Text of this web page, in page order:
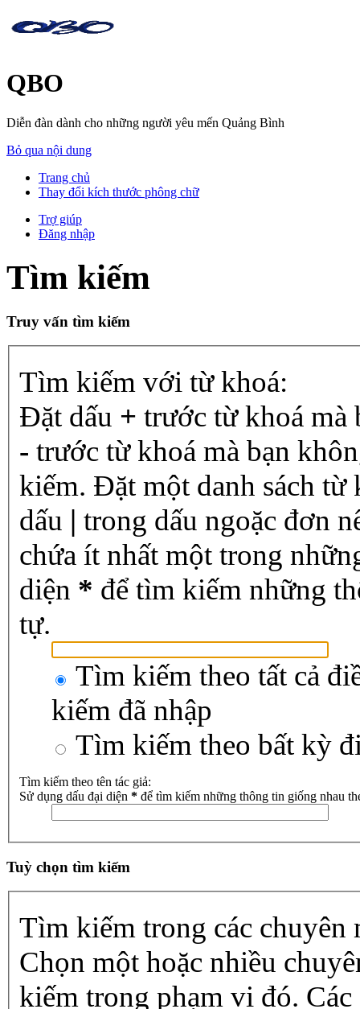
QBO
Diễn đàn dành cho những người yêu mến Quảng Bình
Bỏ qua nội dung
Trang chủ
Thay đổi kích thước phông chữ
Trợ giúp
Đăng nhập
Tìm kiếm
Truy vấn tìm kiếm
Tìm kiếm với từ khoá:
Đặt dấu + trước từ khoá mà
- trước từ khoá mà bạn
kiếm. Đặt một danh sách từ
dấu | trong dấu ngoặc đơn
chứa ít nhất một trong
diện * để tìm kiếm những
tự.
Tìm kiếm theo tất cả
kiếm đã nhập
Tìm kiếm theo bất kỳ
Tìm kiếm theo tên tác giả:
Sử dụng dấu đại diện * để tìm kiếm những thông tin giống nhau
Tuỳ chọn tìm kiếm
Tìm kiếm trong các chuyên
Chọn một hoặc nhiều
kiếm trong phạm vi đó.